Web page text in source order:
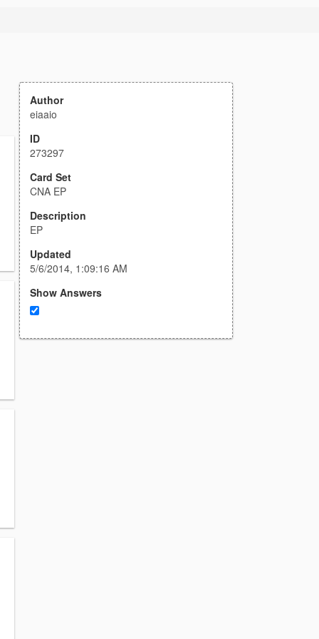
Author
eiaaio
ID
273297
Card Set
CNA EP
Description
EP
Updated
5/6/2014, 1:09:16 AM
Show Answers